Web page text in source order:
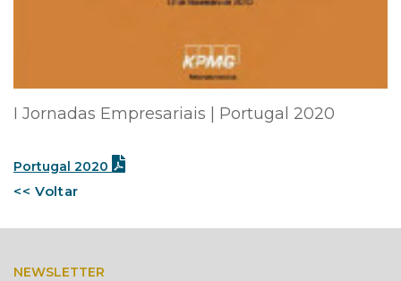
I Jornadas Empresariais | Portugal 2020
Portugal 2020
<< Voltar
NEWSLETTER